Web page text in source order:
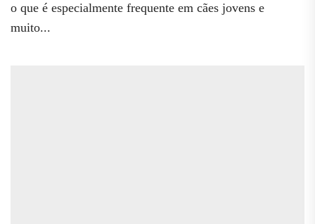
o que é especialmente frequente em cães jovens e
muito...